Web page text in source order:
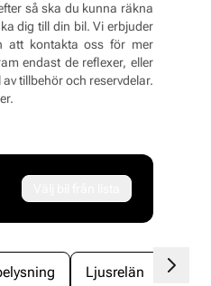
så ska du kunna räkna
dig till din bil. Vi erbjuder
att kontakta oss för mer
endast de reflexer, eller
tillbehör och reservdelar.
Ljusrelän